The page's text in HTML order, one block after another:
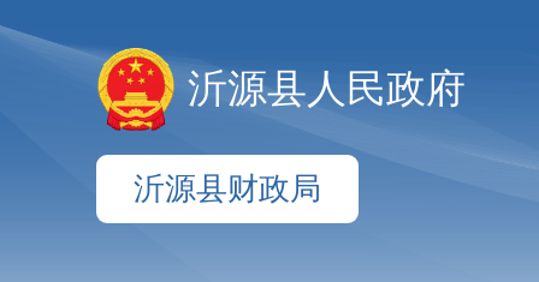
沂源县人民政府
沂源县财政局